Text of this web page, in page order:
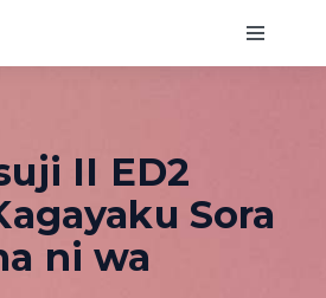
II ED2
Sora
ni wa